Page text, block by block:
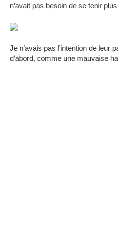
n’avait pas besoin de se tenir
Je n’avais pas l’intention de leur
d’abord, comme une mauvaise